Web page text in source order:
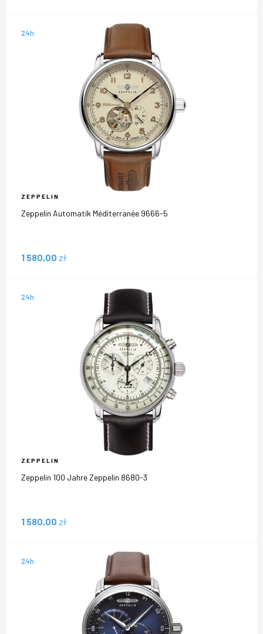
24h
ZEPPELIN
Zeppelin Automatik Méditerranée 9666-5
1 580,00 zł
24h
ZEPPELIN
Zeppelin 100 Jahre Zeppelin 8680-3
1 580,00 zł
24h